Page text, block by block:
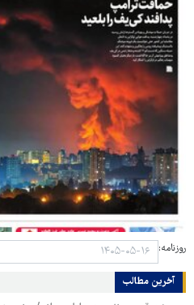
روزنامه:
آخرین مطالب